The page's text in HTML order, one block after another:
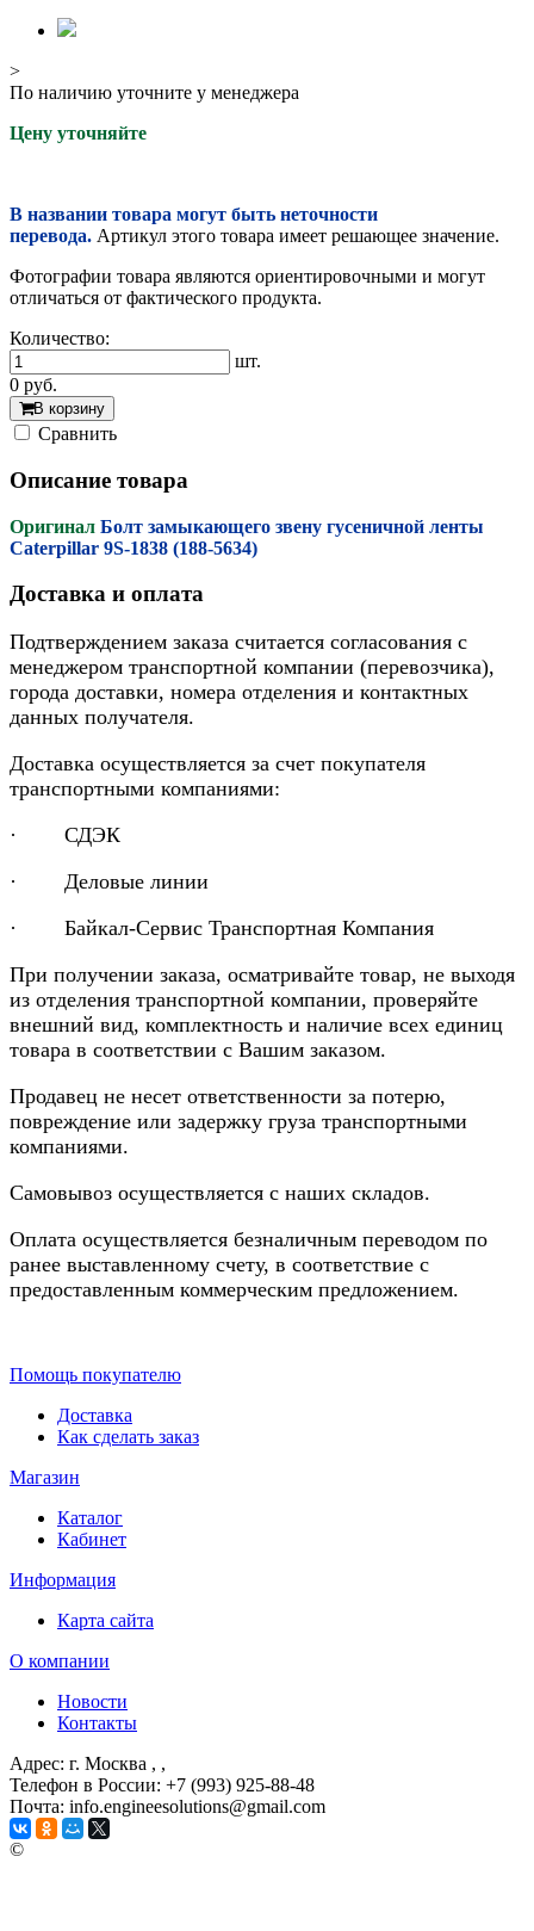
>
По наличию уточните у менеджера
Цену уточняйте
В названии товара могут быть неточности
перевода. Артикул этого товара имеет решающее значение.
Фотографии товара являются ориентировочными и могут
отличаться от фактического продукта.
Количество:
шт.
0 руб.
В корзину
Cравнить
Описание товара
Оригинал Болт замыкающего звену гусеничной ленты
Caterpillar 9S-1838 (188-5634)
Доставка и оплата
Подтверждением заказа считается согласования с
менеджером транспортной компании (перевозчика),
города доставки, номера отделения и контактных
данных получателя.
Доставка осуществляется за счет покупателя
транспортными компаниями:
· СДЭК
· Деловые линии
· Байкал-Сервис Транспортная Компания
При получении заказа, осматривайте товар, не выходя
из отделения транспортной компании, проверяйте
внешний вид, комплектность и наличие всех единиц
товара в соответствии с Вашим заказом.
Продавец не несет ответственности за потерю,
повреждение или задержку груза транспортными
компаниями.
Самовывоз осуществляется с наших складов.
Оплата осуществляется безналичным переводом по
ранее выставленному счету, в соответствие с
предоставленным коммерческим предложением.
Помощь покупателю
Доставка
Как сделать заказ
Магазин
Каталог
Кабинет
Информация
Карта сайта
О компании
Новости
Контакты
Адрес: г. Москва , ,
Телефон в России: +7 (993) 925-88-48
Почта: info.engineesolutions@gmail.com
©